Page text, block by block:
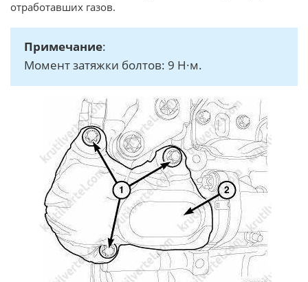
отработавших газов.
Примечание:
Момент затяжки болтов: 9 Н·м.